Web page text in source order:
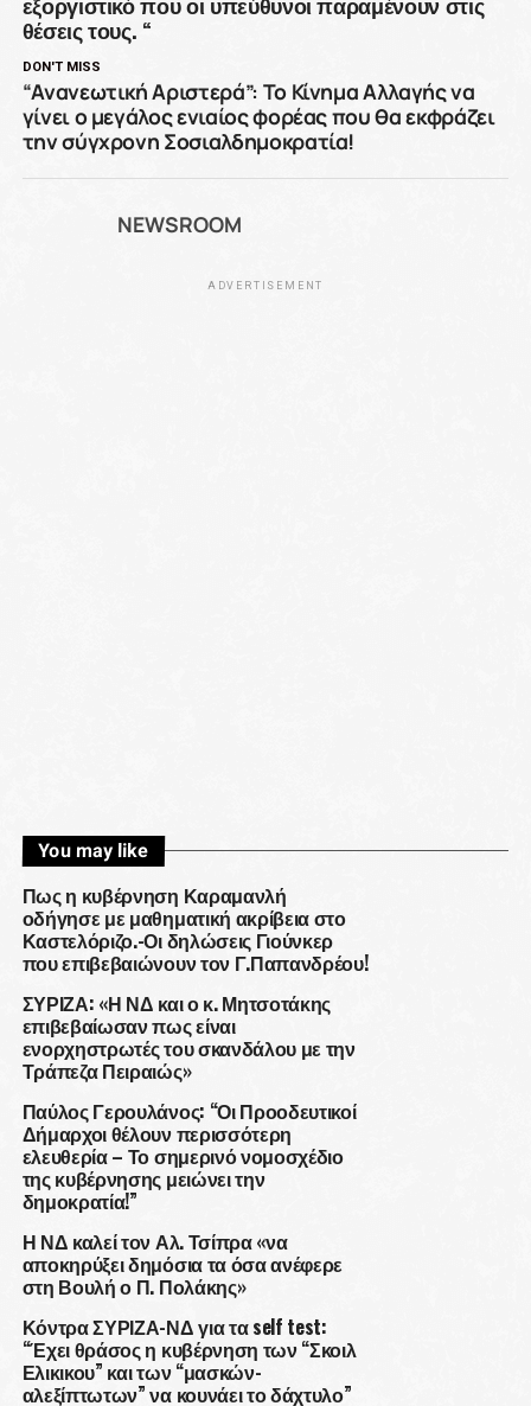
θέσεις τους. “
DON'T MISS
“Ανανεωτική Αριστερά”: Το Κίνημα Αλλαγής να
γίνει ο μεγάλος ενιαίος φορέας που θα εκφράζει
την σύγχρονη Σοσιαλδημοκρατία!
NEWSROOM
ADVERTISEMENT
You may like
Πως η κυβέρνηση Καραμανλή
οδήγησε με μαθηματική ακρίβεια στο
Καστελόριζο.-Οι δηλώσεις Γιούνκερ
που επιβεβαιώνουν τον Γ.Παπανδρέου!
ΣΥΡΙΖΑ: «Η ΝΔ και ο κ. Μητσοτάκης
επιβεβαίωσαν πως είναι
ενορχηστρωτές του σκανδάλου με την
Τράπεζα Πειραιώς»
Παύλος Γερουλάνος: “Οι Προοδευτικοί
Δήμαρχοι θέλουν περισσότερη
ελευθερία – Το σημερινό νομοσχέδιο
της κυβέρνησης μειώνει την
δημοκρατία!”
Η ΝΔ καλεί τον Αλ. Τσίπρα «να
αποκηρύξει δημόσια τα όσα ανέφερε
στη Βουλή ο Π. Πολάκης»
Κόντρα ΣΥΡΙΖΑ-ΝΔ για τα self test:
“Έχει θράσος η κυβέρνηση των “Σκοιλ
Ελικικου” και των “μασκών-
αλεξίπτωτων” να κουνάει το δάχτυλο”